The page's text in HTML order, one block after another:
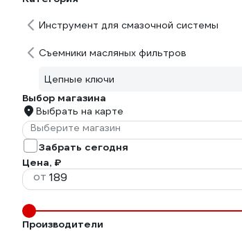
Инструмент для смазочной системы
Съемники масляных фильтров
Цепные ключи
Выбор магазина
Выбрать на карте
Выберите магазин
Забрать сегодня
Цена, ₽
от
Производители